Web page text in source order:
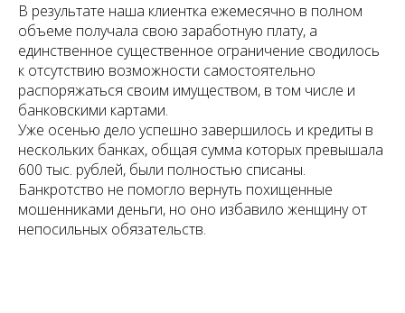
В результате наша клиентка ежемесячно в полном
объеме получала свою заработную плату, а
единственное существенное ограничение сводилось
к отсутствию возможности самостоятельно
распоряжаться своим имуществом, в том числе и
банковскими картами.
Уже осенью дело успешно завершилось и кредиты в
нескольких банках, общая сумма которых превышала
600 тыс. рублей, были полностью списаны.
Банкротство не помогло вернуть похищенные
мошенниками деньги, но оно избавило женщину от
непосильных обязательств.